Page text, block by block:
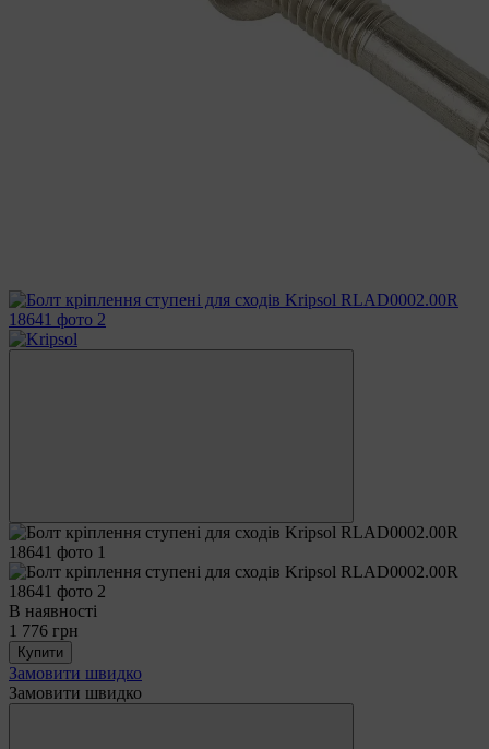
В наявності
1 776 грн
Купити
Замовити швидко
Замовити швидко